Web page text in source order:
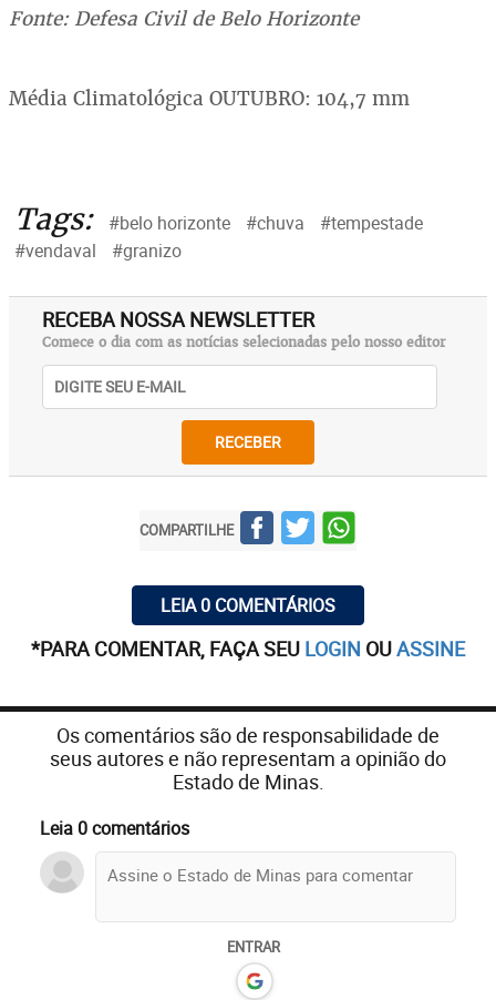
Fonte: Defesa Civil de Belo Horizonte
Média Climatológica OUTUBRO: 104,7 mm
Tags: #belo horizonte #chuva
#tempestade
#vendaval
#granizo
RECEBA NOSSA NEWSLETTER
Comece o dia com as notícias selecionadas pelo nosso editor
RECEBER
COMPARTILHE
LEIA 0 COMENTÁRIOS
*PARA COMENTAR, FAÇA SEU LOGIN OUASSINE
Os comentários são de responsabilidade de
seus autores e não representam a opinião do
Estado de Minas.
Leia 0 comentários
ENTRAR